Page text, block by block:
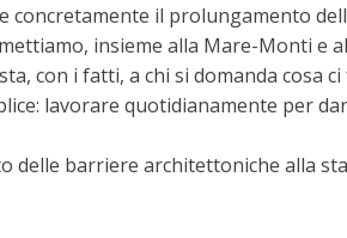
concretamente il prolungamento
insieme alla Mare-Monti e
con i fatti, a chi si domanda cosa ci
lavorare quotidianamente per
delle barriere architettoniche alla